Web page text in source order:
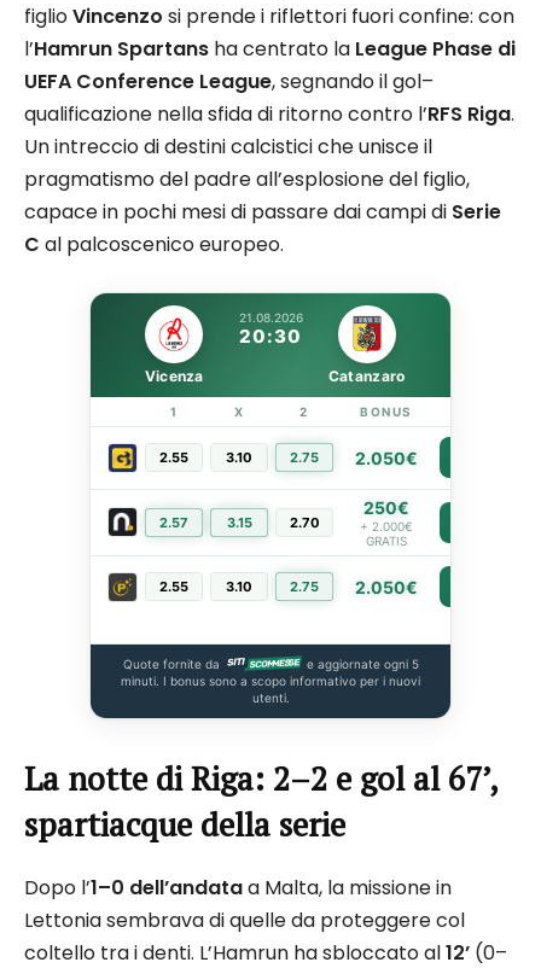
figlioVincenzo si prende i riflettori fuori confine: con
l’Hamrun Spartans ha centrato la League Phase di
UEFA Conference League, segnando il gol–
qualificazione nella sfida di ritorno contro l’RFS Riga.
Un intreccio di destini calcistici che unisce il
pragmatismo del padre all’esplosione del figlio,
capace in pochi mesi di passare dai campi di Serie
C al palcoscenico europeo.
21.08.2026
20:30
Vicenza Catanzaro
1 X 2 BONUS
2.55 3.10 2.75 2.050€
2.57 3.15 2.70
250€
+ 2.000€
GRATIS
2.55 3.10 2.75 2.050€
Quote fornite da
e aggiornate ogni 5
minuti. I bonus sono a scopo informativo per i nuovi
utenti.
La notte di Riga: 2–2 e gol al 67’,
spartiacque della serie
Dopo l’1–0 dell’andataa Malta, la missione in
Lettonia sembrava di quelle da proteggere col
coltello tra i denti. L’Hamrun ha sbloccato al12’ (0–